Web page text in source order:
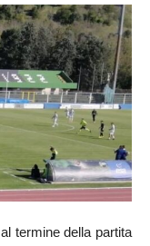
termine della partita